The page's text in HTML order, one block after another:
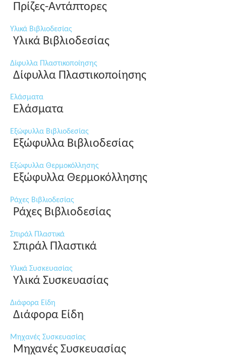
Πρίζες-Αντάπτορες
Υλικά Βιβλιοδεσίας
Υλικά Βιβλιοδεσίας
Δίφυλλα Πλαστικοποίησης
Δίφυλλα Πλαστικοποίησης
Ελάσματα
Ελάσματα
Εξώφυλλα Βιβλιοδεσίας
Εξώφυλλα Βιβλιοδεσίας
Εξώφυλλα Θερμοκόλλησης
Εξώφυλλα Θερμοκόλλησης
Ράχες Βιβλιοδεσίας
Ράχες Βιβλιοδεσίας
Σπιράλ Πλαστικά
Σπιράλ Πλαστικά
Υλικά Συσκευασίας
Υλικά Συσκευασίας
Διάφορα Είδη
Διάφορα Είδη
Μηχανές Συσκευασίας
Μηχανές Συσκευασίας